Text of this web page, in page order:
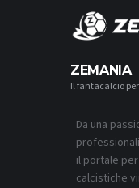
ZEMANIA
Il fantacalcio
Da una
il portale
calcistiche